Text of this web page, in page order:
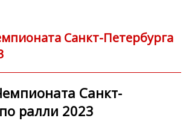
Санкт-Петербурга
Санкт-
ралли 2023